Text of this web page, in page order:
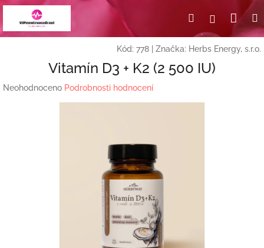
Přejít
HledatPřihlášení
Kód: 778 Značka: Herbs Energy, s.r.o.
Vitamín D3 + K2 (2 500 IU)
Průměrné
Neohodnoceno Podrobnosti hodnocení